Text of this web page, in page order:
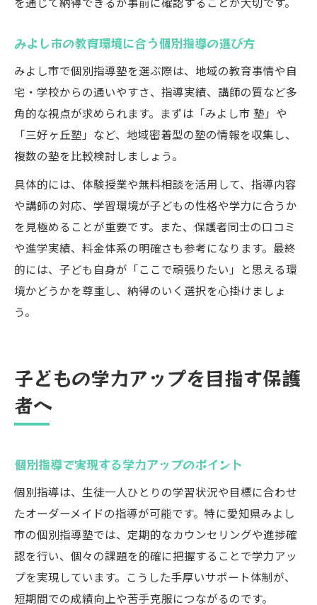
みよし市の教育環境に合う個別指導の選び方
みよし市で個別指導塾を選ぶ際は、地域の教育事情や自
宅・学校からの通いやすさ、指導実績、講師の質など多
角的な視点が求められます。まずは「みよし市 塾」や
「三好ヶ丘塾」など、地域密着型の塾の情報を収集し、
複数の塾を比較検討しましょう。
具体的には、体験授業や無料相談を活用して、指導内容
や講師の対応、学習環境が子どもの性格や学力に合うか
を見極めることが重要です。また、保護者同士の口コミ
や進学実績、料金体系の明確さも参考になります。最終
的には、子ども自身が「ここで頑張りたい」と思える環
境かどうかを尊重し、納得のいく選択を心掛けましょ
う。
子どもの学力アップを目指す保護
者へ
個別指導で実現する学力アップのポイント
個別指導は、生徒一人ひとりの学習状況や目標に合わせ
たオーダーメイドの指導が可能です。特に愛知県みよし
市の個別指導塾では、定期的なカウンセリングや進捗確
認を行い、個々の課題を的確に把握することで学力アッ
プを実現しています。こうした手厚いサポート体制が、
短期間での成績向上や苦手克服につながるのです。